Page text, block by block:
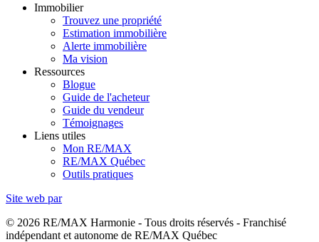
Immobilier
Trouvez une propriété
Estimation immobilière
Alerte immobilière
Ma vision
Ressources
Blogue
Guide de l'acheteur
Guide du vendeur
Témoignages
Liens utiles
Mon RE/MAX
RE/MAX Québec
Outils pratiques
Site web par
© 2026 RE/MAX Harmonie - Tous droits réservés - Franchisé
indépendant et autonome de RE/MAX Québec